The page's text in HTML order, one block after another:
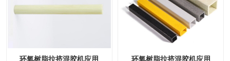
环氧树脂拉挤混胶机应用 环氧树脂拉挤混胶机应用